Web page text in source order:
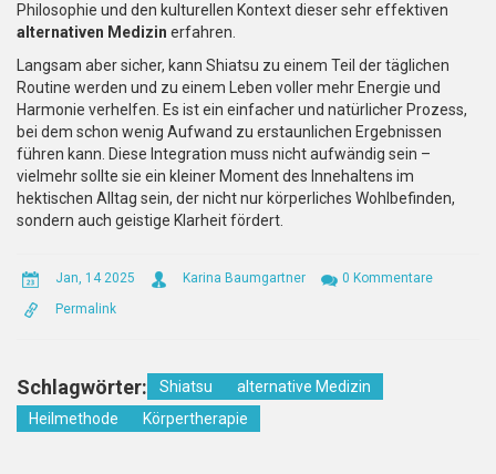
Philosophie und den kulturellen Kontext dieser sehr effektiven
alternativen Medizin erfahren.
Langsam aber sicher, kann Shiatsu zu einem Teil der täglichen
Routine werden und zu einem Leben voller mehr Energie und
Harmonie verhelfen. Es ist ein einfacher und natürlicher Prozess,
bei dem schon wenig Aufwand zu erstaunlichen Ergebnissen
führen kann. Diese Integration muss nicht aufwändig sein –
vielmehr sollte sie ein kleiner Moment des Innehaltens im
hektischen Alltag sein, der nicht nur körperliches Wohlbefinden,
sondern auch geistige Klarheit fördert.
Jan, 14 2025 Karina Baumgartner
0 Kommentare
Permalink
Schlagwörter: Shiatsu
alternative Medizin
Heilmethode
Körpertherapie